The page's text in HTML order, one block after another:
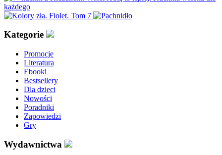
Kategorie
Promocje
Literatura
Ebooki
Bestsellery
Dla dzieci
Nowości
Poradniki
Zapowiedzi
Gry
Wydawnictwa